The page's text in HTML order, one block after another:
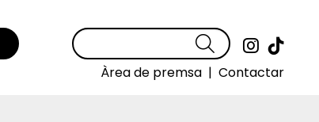
Link a
Cercar
Àrea de premsa | Contactar